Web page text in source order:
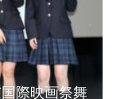
際映画祭舞